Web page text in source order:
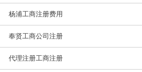
杨浦工商注册费用
奉贤工商公司注册
代理注册工商注册